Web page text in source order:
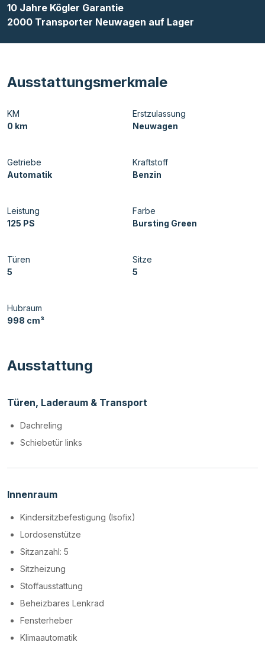
10 Jahre Kögler Garantie
2000 Transporter Neuwagen auf Lager
Ausstattungsmerkmale
KM
0 km
Erstzulassung
Neuwagen
Getriebe
Automatik
Kraftstoff
Benzin
Leistung
125 PS
Farbe
Bursting Green
Türen
5
Sitze
5
Hubraum
998 cm³
Ausstattung
Türen, Laderaum & Transport
Dachreling
Schiebetür links
Innenraum
Kindersitzbefestigung (Isofix)
Lordosenstütze
Sitzanzahl: 5
Sitzheizung
Stoffausstattung
Beheizbares Lenkrad
Fensterheber
Klimaautomatik